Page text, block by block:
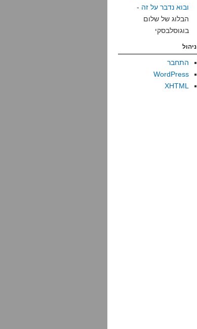
ובוא נדבר על זה -
הבלוג של שלום
בוגוסלבסקי
ניהול
התחבר
WordPress
XHTML